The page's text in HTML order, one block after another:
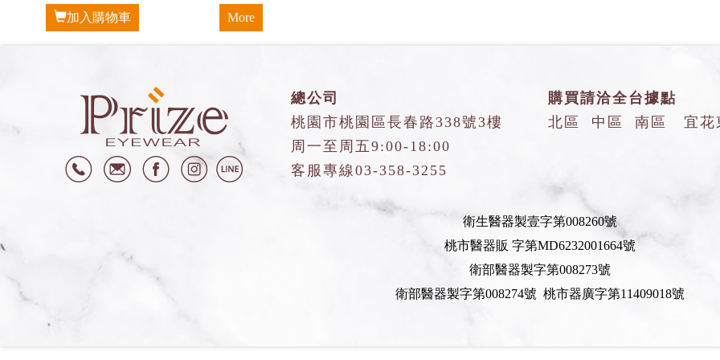
加入購物車 More
總公司
桃園市桃園區長春路338號3樓
周一至周五9:00-18:00
客服專線03-358-3255
購買請洽全台據點
北區
中區 南區 宜花
衛生醫器製壹字第008260號
桃市醫器販 字第MD6232001664號
衛部醫器製字第008273號
衛部醫器製字第008274號 桃市器廣字第11409018號